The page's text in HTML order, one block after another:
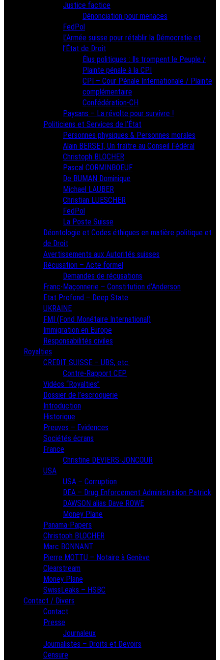
Justice factice
Dénonciation pour menaces
FedPol
L’Armée suisse pour rétablir la Démocratie et
l’État de Droit
Élus politiques : Ils trompent le Peuple /
Plainte pénale à la CPI
CPI – Cour Pénale Internationale / Plainte
complémentaire
Confédération-CH
Paysans – La révolte pour survivre !
Politiciens et Services de l’État
Personnes physiques & Personnes morales
Alain BERSET, Un traître au Conseil Fédéral
Christoph BLOCHER
Pascal CORMINBOEUF
De BUMAN Dominique
Michael LAUBER
Christian LUESCHER
FedPol
La Poste Suisse
Déontologie et Codes éthiques en matière politique et
de Droit
Avertissements aux Autorités suisses
Récusation – Acte formel
Demandes de récusations
Franc-Maçonnerie – Constitution d’Anderson
Etat Profond – Deep State
UKRAINE
FMI (Fond Monétaire International)
Immigration en Europe
Responsabilités civiles
Royalties
CREDIT SUISSE – UBS, etc.
Contre-Rapport CEP
Vidéos “Royalties”
Dossier de l’escroquerie
Introduction
Historique
Preuves – Evidences
Sociétés écrans
France
Christine DEVIERS-JONCOUR
USA
USA – Corruption
DEA – Drug Enforcement Administration Patrick
DAWSON alias Dave ROWE
Money Plane
Panama-Papers
Christoph BLOCHER
Marc BONNANT
Pierre MOTTU – Notaire à Genève
Clearstream
Money Plane
SwissLeaks – HSBC
Contact / Divers
Contact
Presse
Journaleux
Journalistes – Droits et Devoirs
Censure